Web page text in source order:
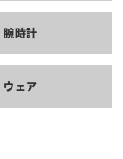
腕時計
ウェア